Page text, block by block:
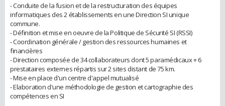
- Conduite de la fusion et de la restructuration des équipes
informatiques des 2 établissements en une Direction SI unique
commune.
- Définition et mise en oeuvre de la Politique de Sécurité SI (RSSI)
- Coordination générale / gestion des ressources humaines et
financières
- Direction composée de 34 collaborateurs dont 5 paramédicaux + 6
prestataires externes répartis sur 2 sites distant de 75 km.
- Mise en place d'un centre d'appel mutualisé
- Elaboration d'une méthodologie de gestion et cartographie des
compétences en SI